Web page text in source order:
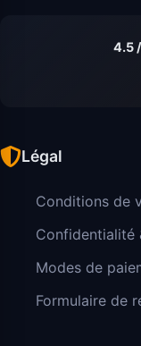
4.5
Légal
Conditions de
Confidentialité
Modes de
Formulaire de